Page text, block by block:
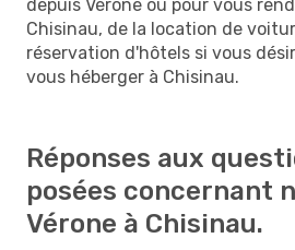
depuis Vérone ou pour vous
Chisinau, de la location de
réservation d'hôtels si vous
vous héberger à Chisinau.
Réponses aux
posées concernant
Vérone à Chisinau.